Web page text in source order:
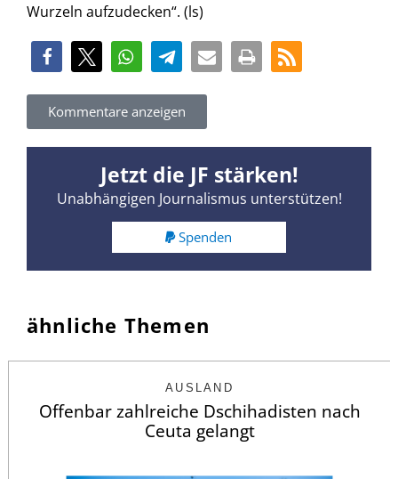
Wurzeln aufzudecken“. (ls)
Kommentare anzeigen
Jetzt die JF stärken!
Unabhängigen Journalismus unterstützen!
Spenden
ähnliche Themen
AUSLAND
Offenbar zahlreiche Dschihadisten nach
Ceuta gelangt